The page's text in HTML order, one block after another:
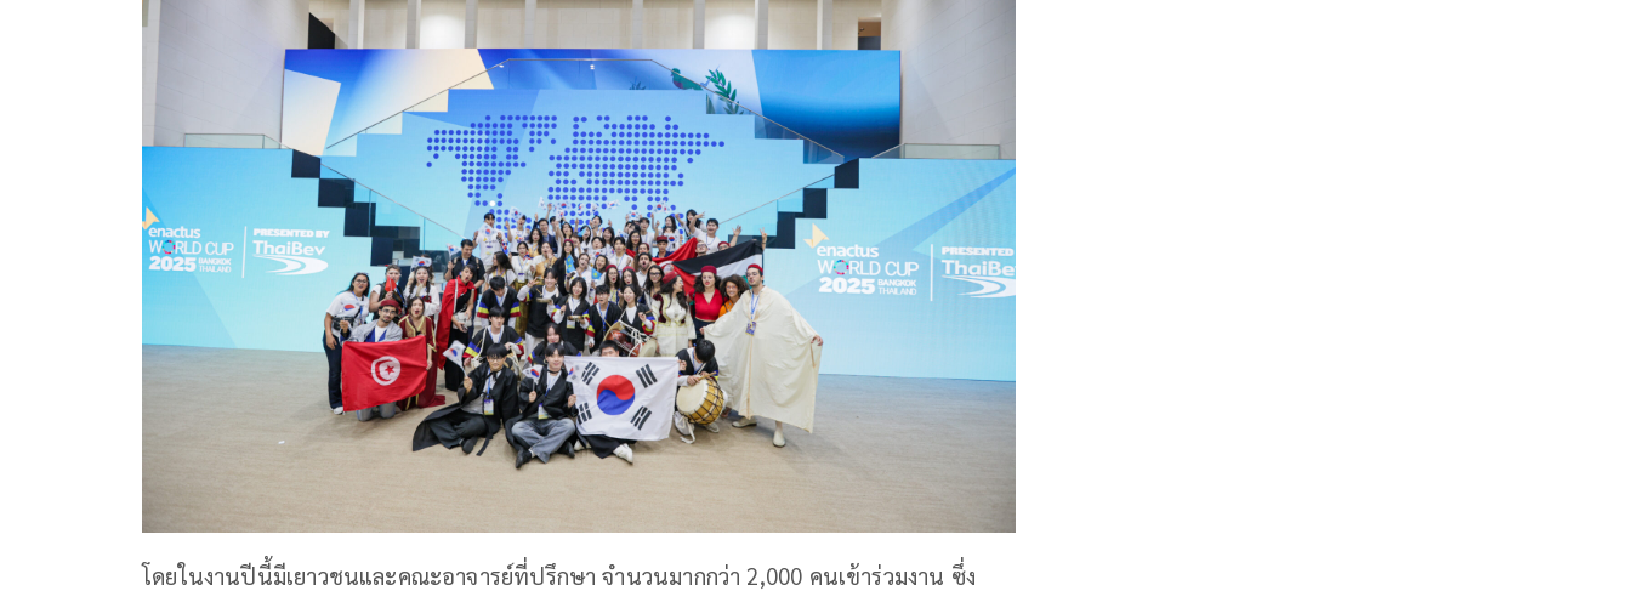
โดยในงานปีนี้มีเยาวชนและคณะอาจารย์ที่ปรึกษา จำนวนมากกว่า 2,000 คนเข้าร่วมงาน ซึ่ง